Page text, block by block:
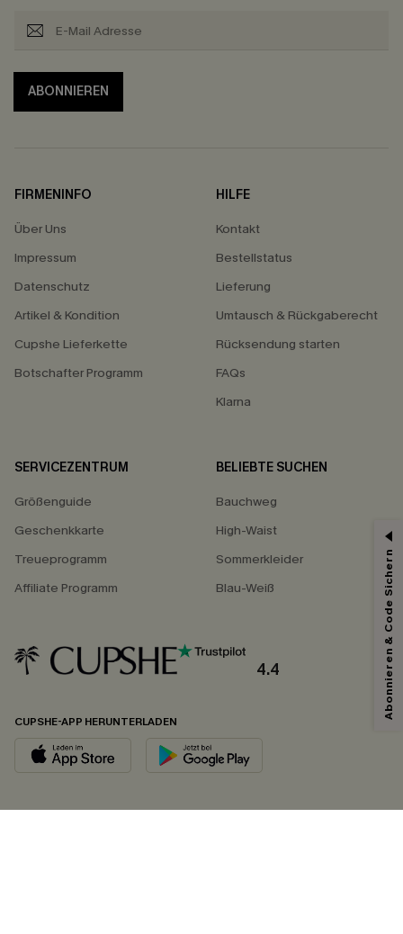
ABONNIEREN
FIRMENINFO
Über Uns
Impressum
Datenschutz
Artikel & Kondition
Cupshe Lieferkette
Botschafter Programm
HILFE
Kontakt
Bestellstatus
Lieferung
Umtausch & Rückgaberecht
Rücksendung starten
FAQs
Klarna
SERVICEZENTRUM
Größenguide
Geschenkkarte
Treueprogramm
Affiliate Programm
BELIEBTE SUCHEN
Bauchweg
High-Waist
Sommerkleider
Blau-Weiß
4.4
CUPSHE-APP HERUNTERLADEN
Abonnieren & Code Sichern